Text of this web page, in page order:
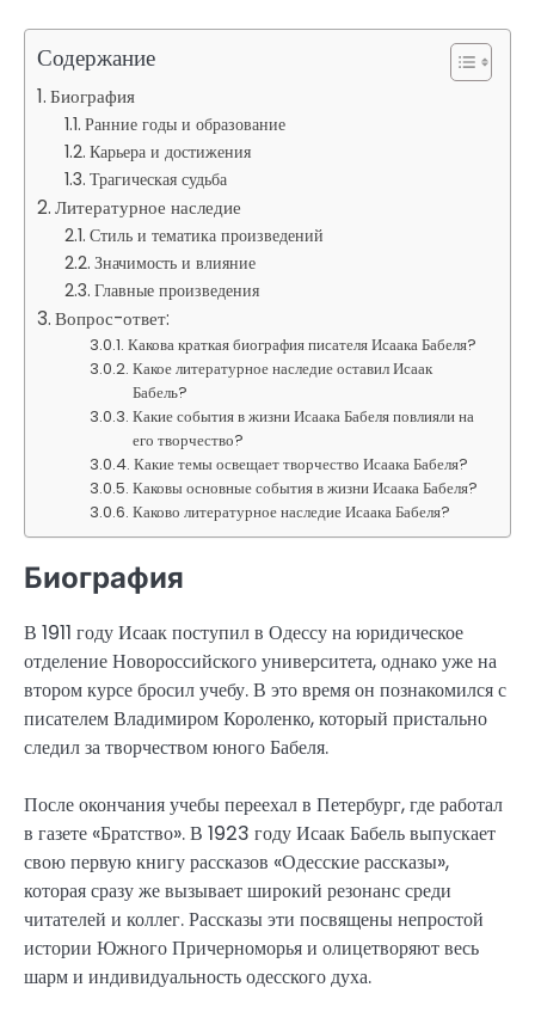
Содержание
Биография
Ранние годы и образование
Карьера и достижения
Трагическая судьба
Литературное наследие
Стиль и тематика произведений
Значимость и влияние
Главные произведения
Вопрос-ответ:
Какова краткая биография писателя Исаака Бабеля?
Какое литературное наследие оставил Исаак
Бабель?
Какие события в жизни Исаака Бабеля повлияли на
его творчество?
Какие темы освещает творчество Исаака Бабеля?
Каковы основные события в жизни Исаака Бабеля?
Каково литературное наследие Исаака Бабеля?
Биография
В 1911 году Исаак поступил в Одессу на юридическое
отделение Новороссийского университета, однако уже на
втором курсе бросил учебу. В это время он познакомился с
писателем Владимиром Короленко, который пристально
следил за творчеством юного Бабеля.
После окончания учебы переехал в Петербург, где работал
в газете «Братство». В 1923 году Исаак Бабель выпускает
свою первую книгу рассказов «Одесские рассказы»,
которая сразу же вызывает широкий резонанс среди
читателей и коллег. Рассказы эти посвящены непростой
истории Южного Причерноморья и олицетворяют весь
шарм и индивидуальность одесского духа.